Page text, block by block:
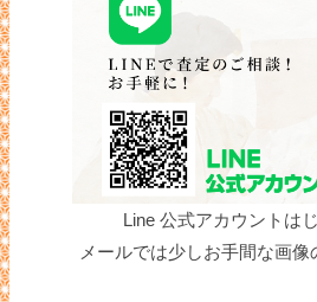
Line 公式アカウントは
メールでは少しお手間な画像